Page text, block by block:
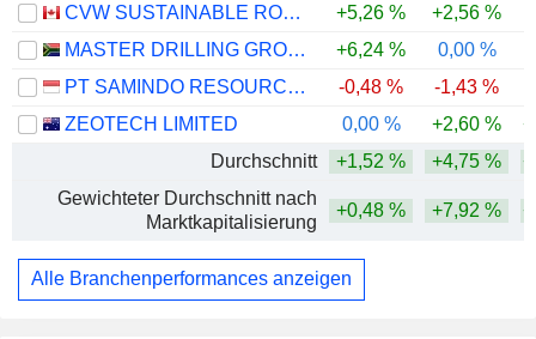
CVW SUSTAINABLE ROYALTIES INC.
+5,26 % +2,56 %
MASTER DRILLING GROUP LIMITED
+6,24 % 0,00 %
PT SAMINDO RESOURCES TBK
-0,48 % -1,43 %
ZEOTECH LIMITED
0,00 % +2,60 %
Durchschnitt
+1,52 % +4,75 %
Gewichteter Durchschnitt nach
Marktkapitalisierung
+0,48 % +7,92 %
Alle Branchenperformances anzeigen